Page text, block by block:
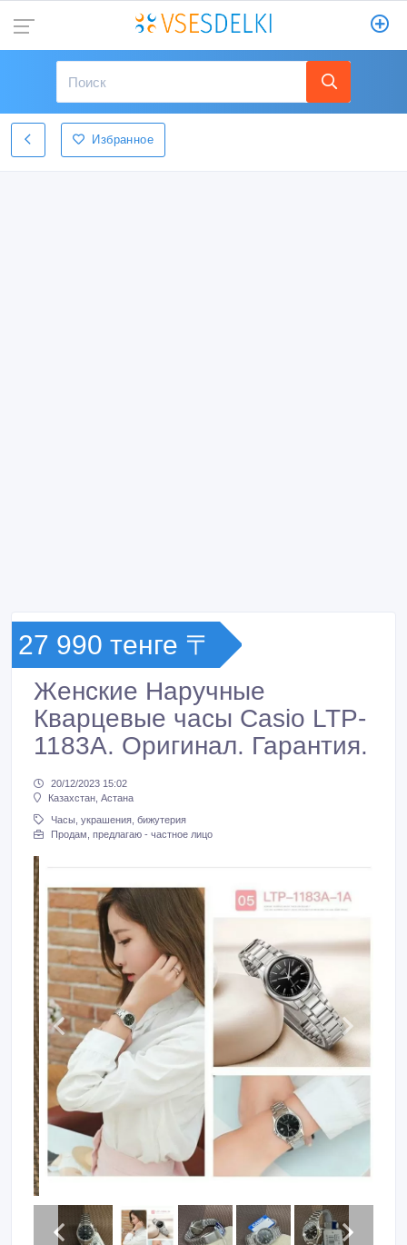
Избранное
27 990 тенге 〒
Женские Наручные
Кварцевые часы Casio LTP-
1183A. Оригинал. Гарантия.
20/12/2023 15:02
Казахстан, Астана
Часы, украшения, бижутерия
Продам, предлагаю - частное лицо